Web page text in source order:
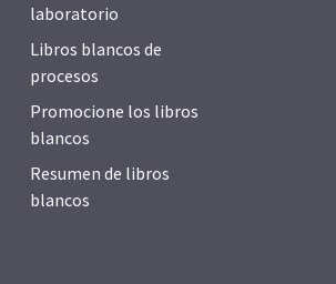
laboratorio
Libros blancos de
procesos
Promocione los libros
blancos
Resumen de libros
blancos